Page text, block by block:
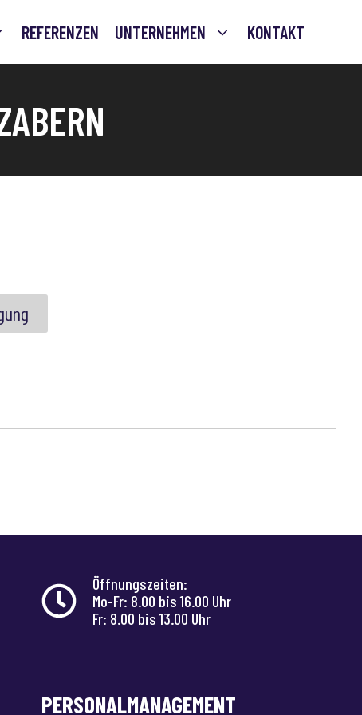
REFERENZEN UNTERNEHMEN KONTAKT
Öffnungszeiten:
Mo-Fr: 8.00 bis 16.00 Uhr
Fr: 8.00 bis 13.00 Uhr
PERSONALMANAGEMENT